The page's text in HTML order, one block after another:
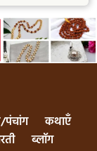
पंचांग
कथाएँ
ब्लॉग